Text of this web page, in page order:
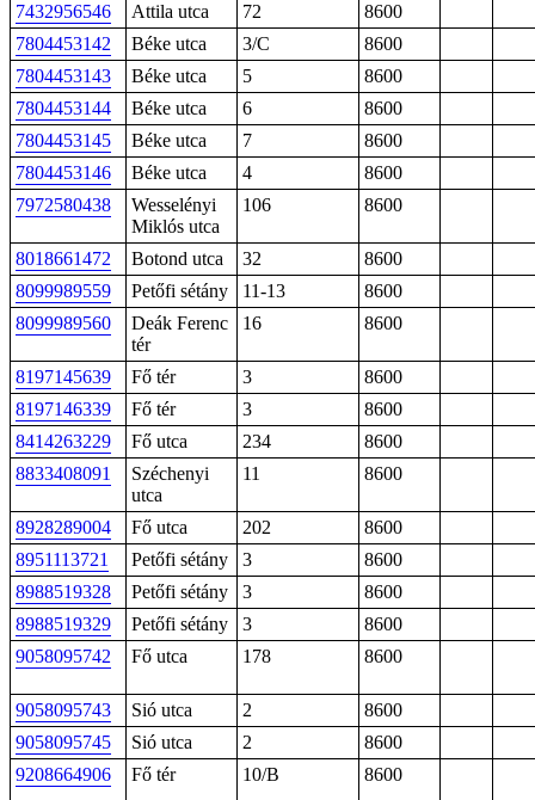
7432956546 Attila utca 72
8600
7804453142
Béke utca 3/C
8600
7804453143
Béke utca 5
8600
7804453144
Béke utca 6
8600
7804453145
Béke utca 7
8600
7804453146
Béke utca 4
8600
7972580438
Wesselényi
Miklós utca
106 8600
8018661472 Botond utca 32
8600
8099989559
Petőfi sétány 11-13
8600
8099989560
Deák Ferenc
tér
16 8600
8197145639 Fő tér 3
8600
8197146339
Fő tér 3
8600
8414263229
Fő utca 234
8600
8833408091
Széchenyi
utca
11 8600
8928289004 Fő utca 202
8600
8951113721
Petőfi sétány 3
8600
8988519328
Petőfi sétány 3
8600
8988519329
Petőfi sétány 3
8600
9058095742
Fő utca 178 8600
9058095743 Sió utca 2
8600
9058095745
Sió utca 2
8600
9208664906
Fő tér 10/B 8600